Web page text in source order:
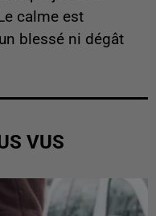
calme est
blessé ni dégât
VUS